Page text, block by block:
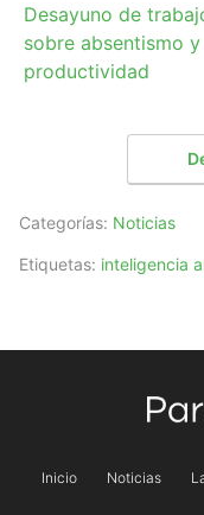
Desayuno de
sobre absentismo y
productividad
Categorías: Noticias
Etiquetas: inteligencia
Inicio Noticias